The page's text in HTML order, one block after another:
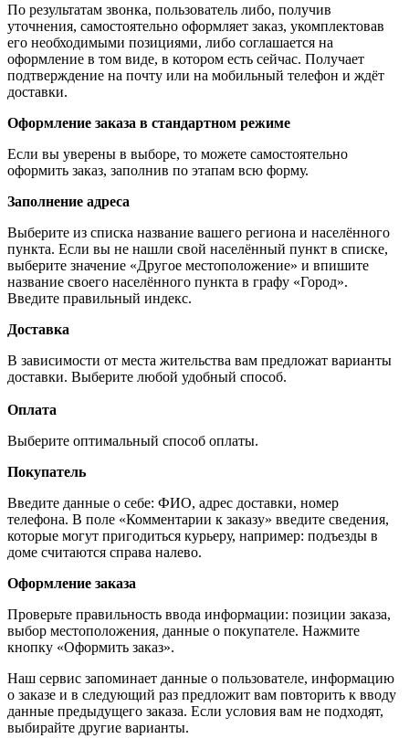
По результатам звонка, пользователь либо, получив
уточнения, самостоятельно оформляет заказ, укомплектовав
его необходимыми позициями, либо соглашается на
оформление в том виде, в котором есть сейчас. Получает
подтверждение на почту или на мобильный телефон и ждёт
доставки.
Оформление заказа в стандартном режиме
Если вы уверены в выборе, то можете самостоятельно
оформить заказ, заполнив по этапам всю форму.
Заполнение адреса
Выберите из списка название вашего региона и населённого
пункта. Если вы не нашли свой населённый пункт в списке,
выберите значение «Другое местоположение» и впишите
название своего населённого пункта в графу «Город».
Введите правильный индекс.
Доставка
В зависимости от места жительства вам предложат варианты
доставки. Выберите любой удобный способ.
Оплата
Выберите оптимальный способ оплаты.
Покупатель
Введите данные о себе: ФИО, адрес доставки, номер
телефона. В поле «Комментарии к заказу» введите сведения,
которые могут пригодиться курьеру, например: подъезды в
доме считаются справа налево.
Оформление заказа
Проверьте правильность ввода информации: позиции заказа,
выбор местоположения, данные о покупателе. Нажмите
кнопку «Оформить заказ».
Наш сервис запоминает данные о пользователе, информацию
о заказе и в следующий раз предложит вам повторить к вводу
данные предыдущего заказа. Если условия вам не подходят,
выбирайте другие варианты.